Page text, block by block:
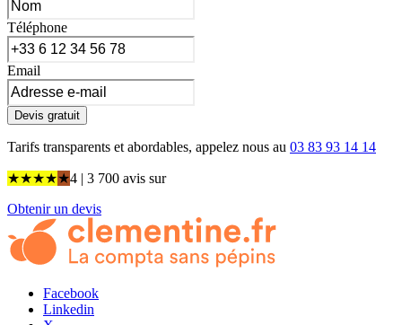
Téléphone
Email
Devis gratuit
Tarifs transparents et abordables, appelez nous au 03 83 93 14 14
★★★★★4 | 3 700 avis sur
Obtenir un devis
Facebook
Linkedin